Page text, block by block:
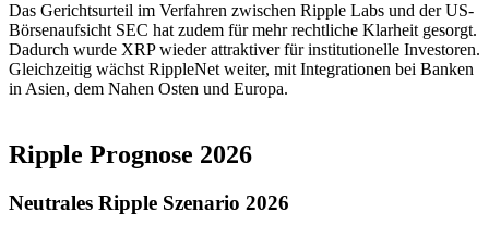
Das Gerichtsurteil im Verfahren zwischen Ripple Labs und der US-
Börsenaufsicht SEC hat zudem für mehr rechtliche Klarheit gesorgt.
Dadurch wurde XRP wieder attraktiver für institutionelle Investoren.
Gleichzeitig wächst RippleNet weiter, mit Integrationen bei Banken
in Asien, dem Nahen Osten und Europa.
Ripple Prognose 2026
Neutrales Ripple Szenario 2026